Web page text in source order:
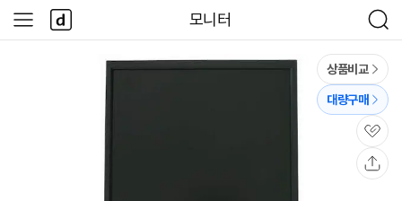
모니터
검
색
사
이
다
나
와
상품비교
대량구매
관
심